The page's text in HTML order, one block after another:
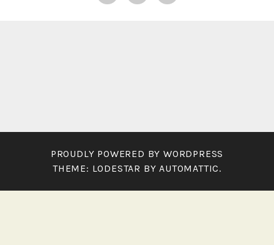
PROUDLY POWERED BY WORDPRESS
THEME: LODESTAR BYAUTOMATTIC.